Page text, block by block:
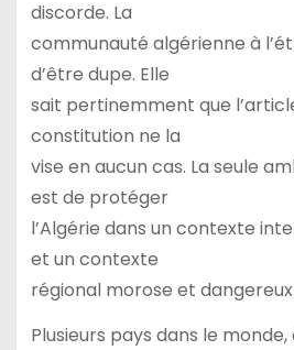
discorde. La
communauté algérienne à
d’être dupe. Elle
sait pertinemment que
constitution ne la
vise en aucun cas. La seule
est de protéger
l’Algérie dans un contexte
et un contexte
régional morose et dangereux.
Plusieurs pays dans le monde,